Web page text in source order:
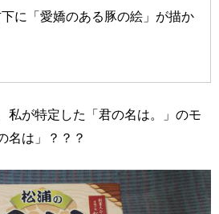
に「愛嬌のある豚の絵」が描か
私が特定した「君の名は。」のモ
名は」？？？